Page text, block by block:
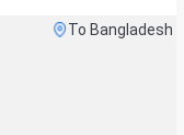
To Bangladesh